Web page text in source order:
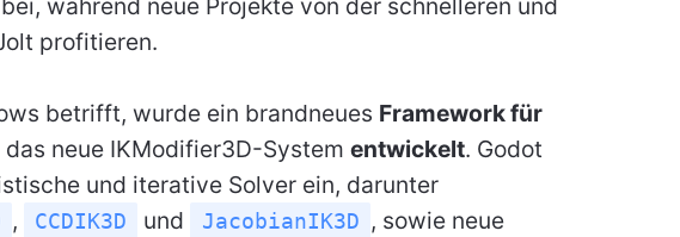
während neue Projekte von der schnelleren und
profitieren.
betrifft, wurde ein brandneues Framework für
neue IKModifier3D-System entwickelt. Godot
und iterative Solver ein, darunter
, CCDIK3D und JacobianIK3D , sowie neue